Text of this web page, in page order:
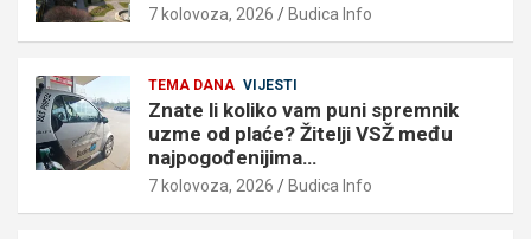
7 kolovoza, 2026 Budica Info
TEMA DANA VIJESTI
Znate li koliko vam puni spremnik
uzme od plaće? Žitelji VSŽ među
najpogođenijima…
7 kolovoza, 2026 Budica Info